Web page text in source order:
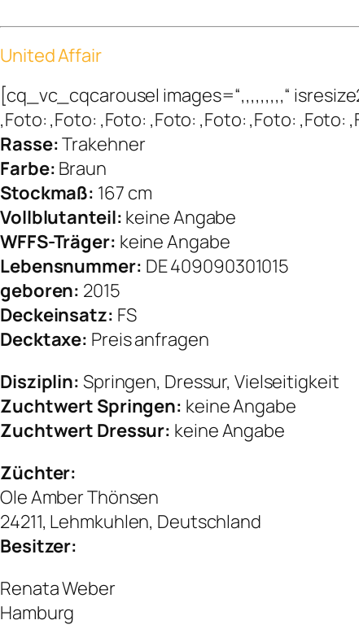
United Affair
[cq_vc_cqcarousel images=“,,,,,,,,,“
,Foto: ,Foto: ,Foto: ,Foto: ,Foto: ,Foto: ,Foto:
Rasse:Trakehner
Farbe: Braun
Stockmaß: 167 cm
Vollblutanteil: keine Angabe
WFFS-Träger: keine Angabe
Lebensnummer: DE 409090301015
geboren: 2015
Deckeinsatz: FS
Decktaxe: Preis anfragen
Disziplin: Springen, Dressur, Vielseitigkeit
Zuchtwert Springen: keine Angabe
Zuchtwert Dressur: keine Angabe
Züchter:
Ole Amber Thönsen
24211, Lehmkuhlen, Deutschland
Besitzer:
Renata Weber
Hamburg